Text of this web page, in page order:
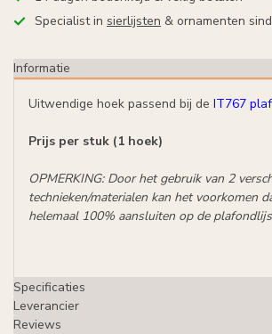
Specialist in sierlijsten & ornamenten
Informatie
Uitwendige hoek passend bij de IT767
Prijs per stuk (1 hoek)
OPMERKING: Door het gebruik van 2
technieken/materialen kan het voorkomen
helemaal 100% aansluiten op de
Specificaties
Leverancier
Reviews